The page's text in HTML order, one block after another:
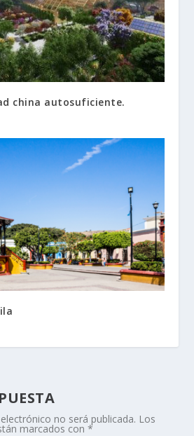
china autosuficiente.
no será publicada. Los
marcados con*